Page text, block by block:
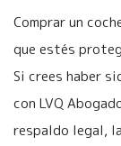
Comprar un
que estés
Si crees haber
con LVQ
respaldo legal, la